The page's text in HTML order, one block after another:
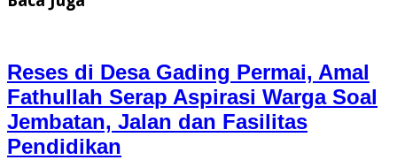
Reses di Desa Gading Permai, Amal
Fathullah Serap Aspirasi Warga Soal
Jembatan, Jalan dan Fasilitas
Pendidikan